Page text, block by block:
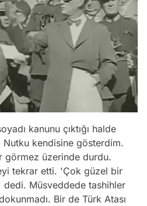
kanunu çıktığı halde
Nutku kendisine gösterdim.
görmez üzerinde durdu.
tekrar etti. 'Çok güzel bir
dedi. Müsveddede tashihler
Bir de Türk Atası